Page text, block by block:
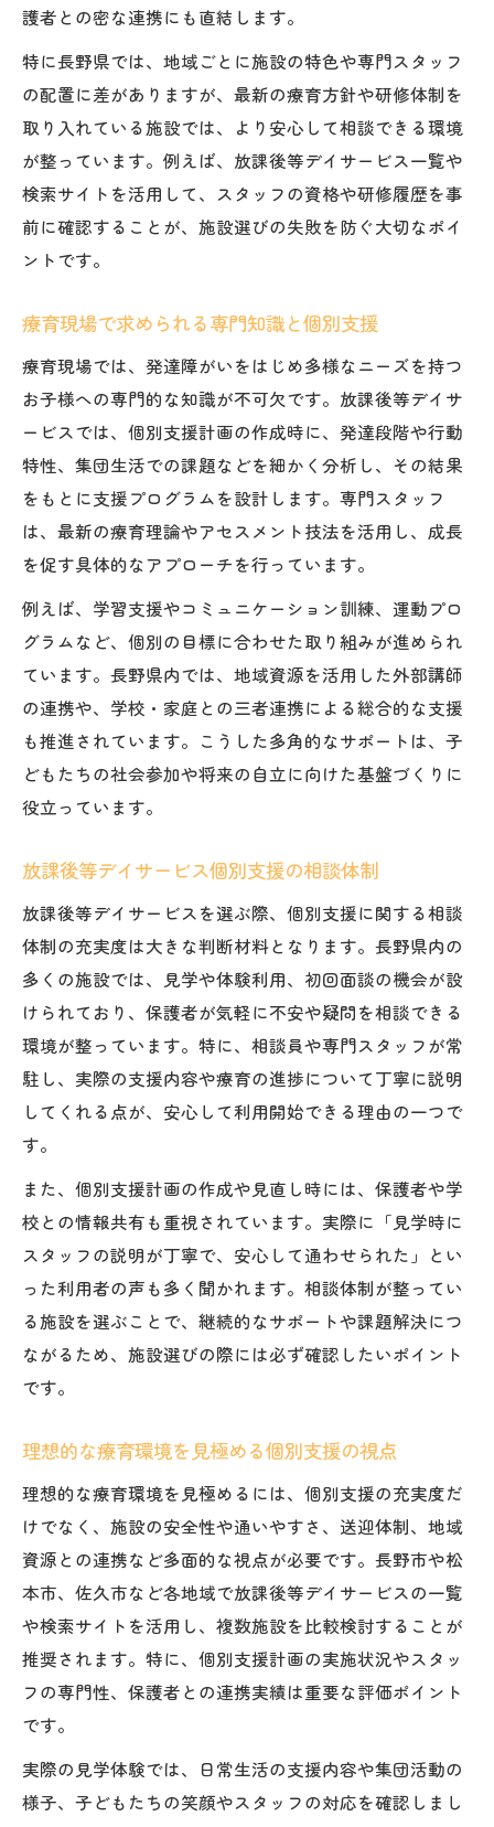
護者との密な連携にも直結します。
特に長野県では、地域ごとに施設の特色や専門スタッフ
の配置に差がありますが、最新の療育方針や研修体制を
取り入れている施設では、より安心して相談できる環境
が整っています。例えば、放課後等デイサービス一覧や
検索サイトを活用して、スタッフの資格や研修履歴を事
前に確認することが、施設選びの失敗を防ぐ大切なポイ
ントです。
療育現場で求められる専門知識と個別支援
療育現場では、発達障がいをはじめ多様なニーズを持つ
お子様への専門的な知識が不可欠です。放課後等デイサ
ービスでは、個別支援計画の作成時に、発達段階や行動
特性、集団生活での課題などを細かく分析し、その結果
をもとに支援プログラムを設計します。専門スタッフ
は、最新の療育理論やアセスメント技法を活用し、成長
を促す具体的なアプローチを行っています。
例えば、学習支援やコミュニケーション訓練、運動プロ
グラムなど、個別の目標に合わせた取り組みが進められ
ています。長野県内では、地域資源を活用した外部講師
の連携や、学校・家庭との三者連携による総合的な支援
も推進されています。こうした多角的なサポートは、子
どもたちの社会参加や将来の自立に向けた基盤づくりに
役立っています。
放課後等デイサービス個別支援の相談体制
放課後等デイサービスを選ぶ際、個別支援に関する相談
体制の充実度は大きな判断材料となります。長野県内の
多くの施設では、見学や体験利用、初回面談の機会が設
けられており、保護者が気軽に不安や疑問を相談できる
環境が整っています。特に、相談員や専門スタッフが常
駐し、実際の支援内容や療育の進捗について丁寧に説明
してくれる点が、安心して利用開始できる理由の一つで
す。
また、個別支援計画の作成や見直し時には、保護者や学
校との情報共有も重視されています。実際に「見学時に
スタッフの説明が丁寧で、安心して通わせられた」とい
った利用者の声も多く聞かれます。相談体制が整ってい
る施設を選ぶことで、継続的なサポートや課題解決につ
ながるため、施設選びの際には必ず確認したいポイント
です。
理想的な療育環境を見極める個別支援の視点
理想的な療育環境を見極めるには、個別支援の充実度だ
けでなく、施設の安全性や通いやすさ、送迎体制、地域
資源との連携など多面的な視点が必要です。長野市や松
本市、佐久市など各地域で放課後等デイサービスの一覧
や検索サイトを活用し、複数施設を比較検討することが
推奨されます。特に、個別支援計画の実施状況やスタッ
フの専門性、保護者との連携実績は重要な評価ポイント
です。
実際の見学体験では、日常生活の支援内容や集団活動の
様子、子どもたちの笑顔やスタッフの対応を確認しまし